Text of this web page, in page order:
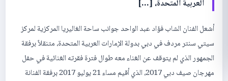
العربية المتحدة، […]
أشعل الفنان الشاب فؤاد عبد الواحد جوانب ساحة الغاليريا المركزية لمركز
سيتي سنتر مردف في دبي بدولة الإمارات العربية المتحدة، متنقلاً برفقة
الجمهور الذي لم يتوقف عن الغناء معه طوال فترة فقرته الغنائية في حفل
مهرجان صيف دبي 2017، الذي أقيم مساء 21 يوليو 2017 برفقة الفنانة